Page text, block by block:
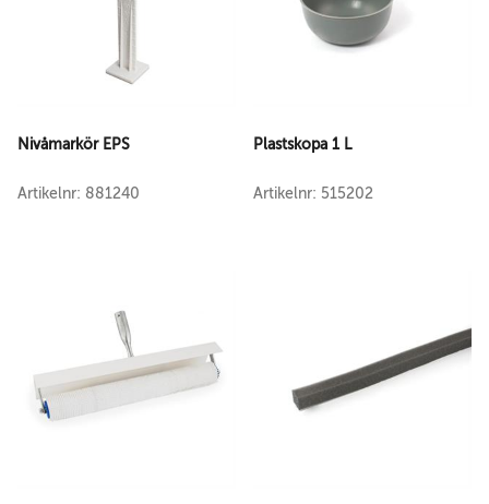
Nivåmarkör EPS
Artikelnr: 881240
Plastskopa 1 L
Artikelnr: 515202